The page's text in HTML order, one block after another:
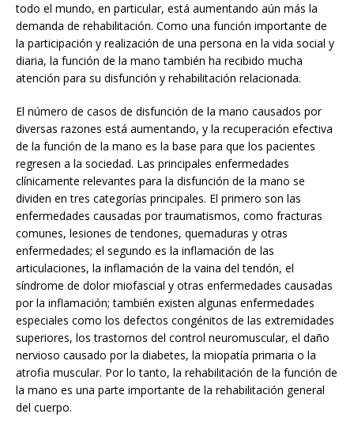
todo el mundo, en particular, está aumentando aún más la
demanda de rehabilitación. Como una función importante de
la participación y realización de una persona en la vida social y
diaria, la función de la mano también ha recibido mucha
atención para su disfunción y rehabilitación relacionada.
El número de casos de disfunción de la mano causados por
diversas razones está aumentando, y la recuperación efectiva
de la función de la mano es la base para que los pacientes
regresen a la sociedad. Las principales enfermedades
clínicamente relevantes para la disfunción de la mano se
dividen en tres categorías principales. El primero son las
enfermedades causadas por traumatismos, como fracturas
comunes, lesiones de tendones, quemaduras y otras
enfermedades; el segundo es la inflamación de las
articulaciones, la inflamación de la vaina del tendón, el
síndrome de dolor miofascial y otras enfermedades causadas
por la inflamación; también existen algunas enfermedades
especiales como los defectos congénitos de las extremidades
superiores, los trastornos del control neuromuscular, el daño
nervioso causado por la diabetes, la miopatía primaria o la
atrofia muscular. Por lo tanto, la rehabilitación de la función de
la mano es una parte importante de la rehabilitación general
del cuerpo.